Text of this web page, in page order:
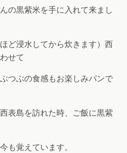
の黒紫米を手に入れて来まし
ど浸水してから炊きます）西
せて
つぶの食感もお楽しみパンで
表島を訪れた時、ご飯に黒紫
も覚えています。